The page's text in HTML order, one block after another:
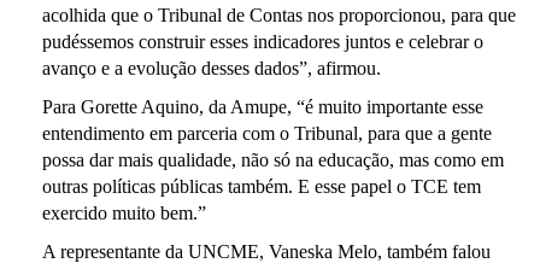
acolhida que o Tribunal de Contas nos proporcionou, para que
pudéssemos construir esses indicadores juntos e celebrar o
avanço e a evolução desses dados”, afirmou.
Para Gorette Aquino, da Amupe, “é muito importante esse
entendimento em parceria com o Tribunal, para que a gente
possa dar mais qualidade, não só na educação, mas como em
outras políticas públicas também. E esse papel o TCE tem
exercido muito bem.”
A representante da UNCME, Vaneska Melo, também falou